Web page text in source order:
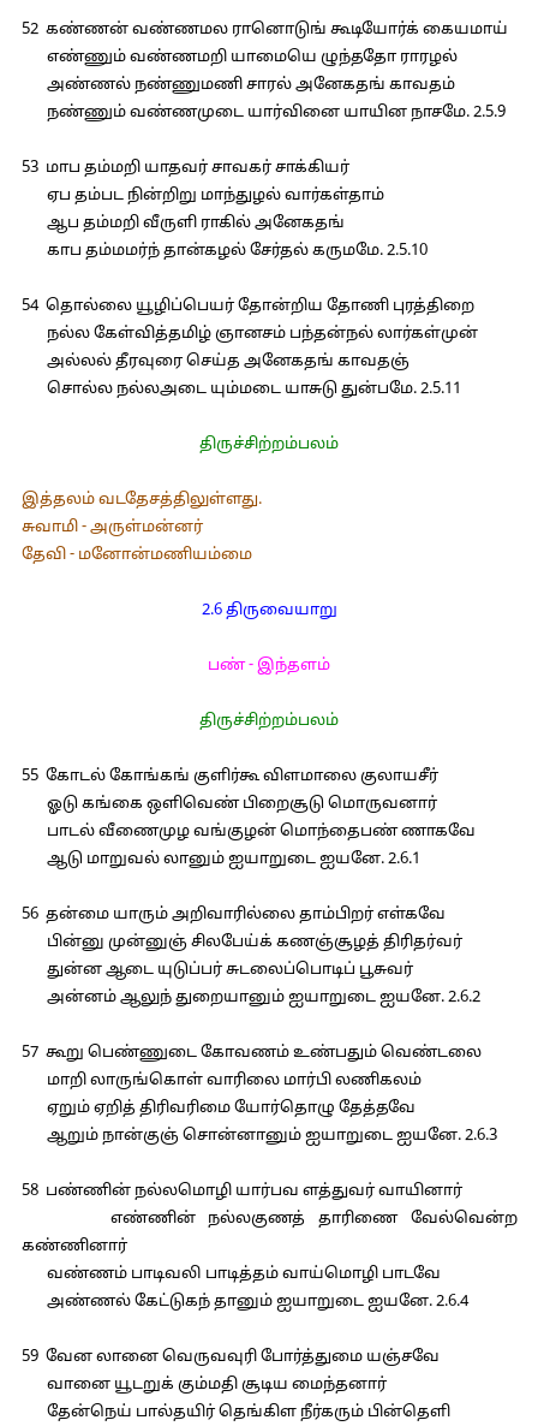
52 கண்ணன் வண்ணமல ரானொடுங் கூடியோர்க் கையமாய்
எண்ணும் வண்ணமறி யாமையெ ழுந்ததோ ராரழல்
அண்ணல் நண்ணுமணி சாரல் அனேகதங் காவதம்
நண்ணும் வண்ணமுடை யார்வினை யாயின நாசமே. 2.5.9
53 மாப தம்மறி யாதவர் சாவகர் சாக்கியர்
ஏப தம்பட நின்றிறு மாந்துழல் வார்கள்தாம்
ஆப தம்மறி வீருளி ராகில் அனேகதங்
காப தம்மமர்ந் தான்கழல் சேர்தல் கருமமே. 2.5.10
54 தொல்லை யூழிப்பெயர் தோன்றிய தோணி புரத்திறை
நல்ல கேள்வித்தமிழ் ஞானசம் பந்தன்நல் லார்கள்முன்
அல்லல் தீரவுரை செய்த அனேகதங் காவதஞ்
சொல்ல நல்லஅடை யும்மடை யாசுடு துன்பமே. 2.5.11
திருச்சிற்றம்பலம்
இத்தலம் வடதேசத்திலுள்ளது.
சுவாமி - அருள்மன்னர்
தேவி - மனோன்மணியம்மை
2.6 திருவையாறு
பண் - இந்தளம்
திருச்சிற்றம்பலம்
55 கோடல் கோங்கங் குளிர்கூ விளமாலை குலாயசீர்
ஓடு கங்கை ஒளிவெண் பிறைசூடு மொருவனார்
பாடல் வீணைமுழ வங்குழன் மொந்தைபண் ணாகவே
ஆடு மாறுவல் லானும் ஐயாறுடை ஐயனே. 2.6.1
56 தன்மை யாரும் அறிவாரில்லை தாம்பிறர் எள்கவே
பின்னு முன்னுஞ் சிலபேய்க் கணஞ்சூழத் திரிதர்வர்
துன்ன ஆடை யுடுப்பர் சுடலைப்பொடிப் பூசுவர்
அன்னம் ஆலுந் துறையானும் ஐயாறுடை ஐயனே. 2.6.2
57 கூறு பெண்ணுடை கோவணம் உண்பதும் வெண்டலை
மாறி லாருங்கொள் வாரிலை மார்பி லணிகலம்
ஏறும் ஏறித் திரிவரிமை யோர்தொழு தேத்தவே
ஆறும் நான்குஞ் சொன்னானும் ஐயாறுடை ஐயனே. 2.6.3
58 பண்ணின் நல்லமொழி யார்பவ ளத்துவர் வாயினார்
எண்ணின் நல்லகுணத் தாரிணை வேல்வென்ற
கண்ணினார்
வண்ணம் பாடிவலி பாடித்தம் வாய்மொழி பாடவே
அண்ணல் கேட்டுகந் தானும் ஐயாறுடை ஐயனே. 2.6.4
59 வேன லானை வெருவவுரி போர்த்துமை யஞ்சவே
வானை யூடறுக் கும்மதி சூடிய மைந்தனார்
தேன்நெய் பால்தயிர் தெங்கிள நீர்கரும் பின்தெளி